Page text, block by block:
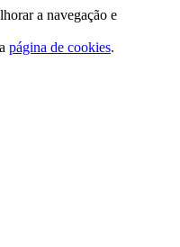
a navegação e
página de cookies.